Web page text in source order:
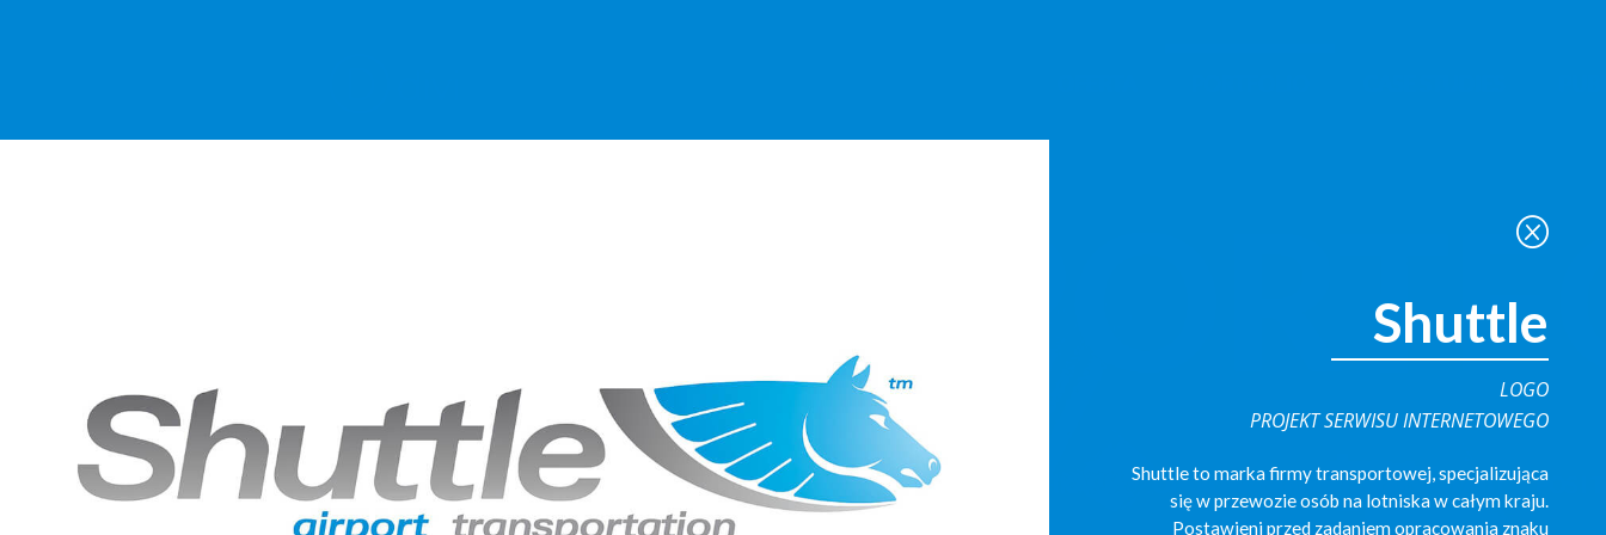
Q
Shuttle
LOGO
PROJEKT SERWISU INTERNETOWEGO
Shuttle to marka firmy transportowej, specjalizująca
się w przewozie osób na lotniska w całym kraju.
Postawieni przed zadaniem opracowania znaku